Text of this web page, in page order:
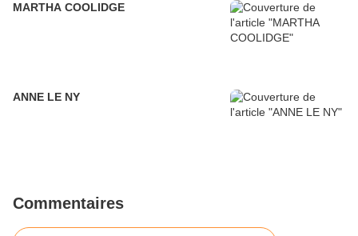
MARTHA COOLIDGE
ANNE LE NY
Commentaires